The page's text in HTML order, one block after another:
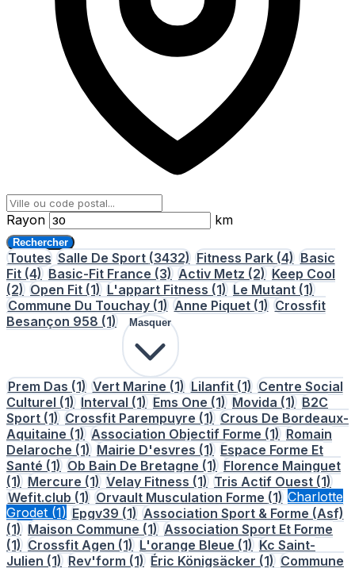
Rayon km
Rechercher
Toutes Salle De Sport (3432) Fitness Park (4) Basic
Fit (4) Basic-Fit France (3) Activ Metz (2) Keep Cool
(2) Open Fit (1) L'appart Fitness (1) Le Mutant (1)
Commune Du Touchay (1) Anne Piquet (1) Crossfit
Besançon 958 (1) Masquer
Prem Das (1) Vert Marine (1) Lilanfit (1) Centre Social
Culturel (1) Interval (1) Ems One (1) Movida (1) B2C
Sport (1) Crossfit Parempuyre (1) Crous De Bordeaux-
Aquitaine (1) Association Objectif Forme (1) Romain
Delaroche (1) Mairie D'esvres (1) Espace Forme Et
Santé (1) Ob Bain De Bretagne (1) Florence Mainguet
(1) Mercure (1) Velay Fitness (1) Tris Actif Ouest (1)
Wefit.club (1) Orvault Musculation Forme (1) Charlotte
Grodet (1) Epgv39 (1) Association Sport & Forme (Asf)
(1) Maison Commune (1) Association Sport Et Forme
(1) Crossfit Agen (1) L'orange Bleue (1) Kc Saint-
Julien (1) Rev'form (1) Éric Königsäcker (1) Commune